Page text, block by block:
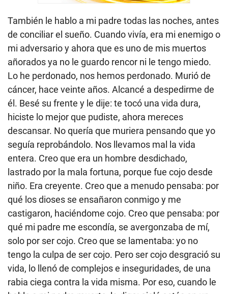
También le hablo a mi padre todas las noches, antes
de conciliar el sueño. Cuando vivía, era mi enemigo o
mi adversario y ahora que es uno de mis muertos
añorados ya no le guardo rencor ni le tengo miedo.
Lo he perdonado, nos hemos perdonado. Murió de
cáncer, hace veinte años. Alcancé a despedirme de
él. Besé su frente y le dije: te tocó una vida dura,
hiciste lo mejor que pudiste, ahora mereces
descansar. No quería que muriera pensando que yo
seguía reprobándolo. Nos llevamos mal la vida
entera. Creo que era un hombre desdichado,
lastrado por la mala fortuna, porque fue cojo desde
niño. Era creyente. Creo que a menudo pensaba: por
qué los dioses se ensañaron conmigo y me
castigaron, haciéndome cojo. Creo que pensaba: por
qué mi padre me escondía, se avergonzaba de mí,
solo por ser cojo. Creo que se lamentaba: yo no
tengo la culpa de ser cojo. Pero ser cojo desgració su
vida, lo llenó de complejos e inseguridades, de una
rabia ciega contra la vida misma. Por eso, cuando le